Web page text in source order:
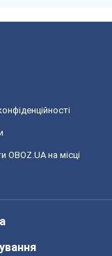
OBOZ.UA на місці